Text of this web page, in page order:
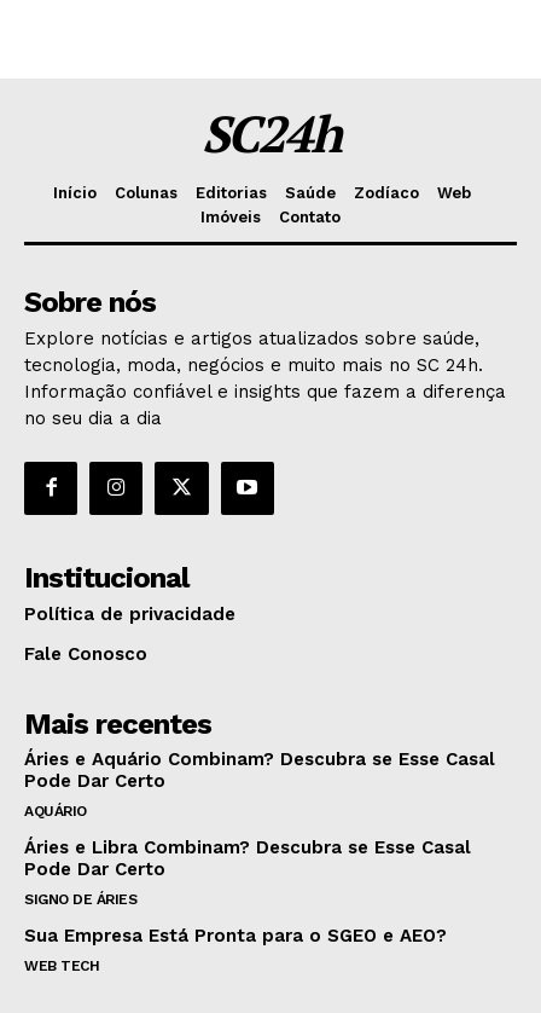
SC24h
Início Colunas Editorias Saúde Zodíaco
Web
Imóveis
Contato
Sobre nós
Explore notícias e artigos atualizados sobre saúde,
tecnologia, moda, negócios e muito mais no SC 24h.
Informação confiável e insights que fazem a diferença
no seu dia a dia
Institucional
Política de privacidade
Fale Conosco
Mais recentes
Áries e Aquário Combinam? Descubra se Esse Casal
Pode Dar Certo
AQUÁRIO
Áries e Libra Combinam? Descubra se Esse Casal
Pode Dar Certo
SIGNO DE ÁRIES
Sua Empresa Está Pronta para o SGEO e AEO?
WEB TECH